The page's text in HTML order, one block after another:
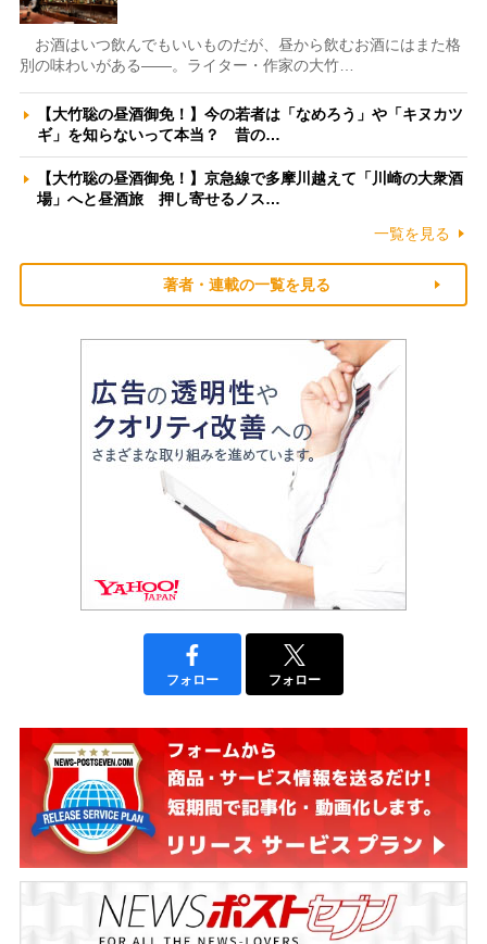
お酒はいつ飲んでもいいものだが、昼から飲むお酒にはまた格
別の味わいがある――。ライター・作家の大竹…
【大竹聡の昼酒御免！】今の若者は「なめろう」や「キヌカツ
ギ」を知らないって本当？ 昔の…
【大竹聡の昼酒御免！】京急線で多摩川越えて「川崎の大衆酒
場」へと昼酒旅 押し寄せるノス…
一覧を見る
著者・連載の一覧を見る
フォロー フォロー